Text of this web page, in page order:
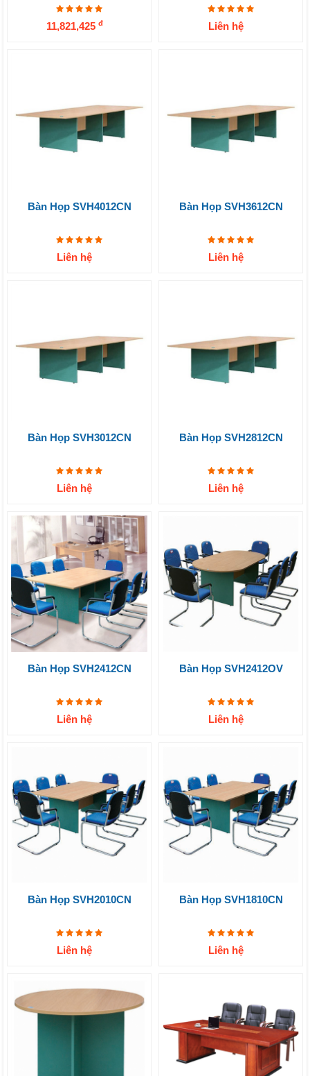
11,821,425 đ Liên hệ
Bàn Họp SVH4012CN
Liên hệ
Bàn Họp SVH3612CN
Liên hệ
Bàn Họp SVH3012CN
Liên hệ
Bàn Họp SVH2812CN
Liên hệ
Bàn Họp SVH2412CN
Liên hệ
Bàn Họp SVH2412OV
Liên hệ
Bàn Họp SVH2010CN
Liên hệ
Bàn Họp SVH1810CN
Liên hệ